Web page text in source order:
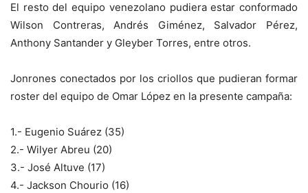
El resto del equipo venezolano pudiera estar conformado
Wilson Contreras, Andrés Giménez, Salvador Pérez,
Anthony Santander y Gleyber Torres, entre otros.
Jonrones conectados por los criollos que pudieran formar
roster del equipo de Omar López en la presente campaña:
1.- Eugenio Suárez (35)
2.- Wilyer Abreu (20)
3.- José Altuve (17)
4.- Jackson Chourio (16)